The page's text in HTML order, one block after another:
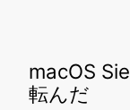
macOS
転んだ